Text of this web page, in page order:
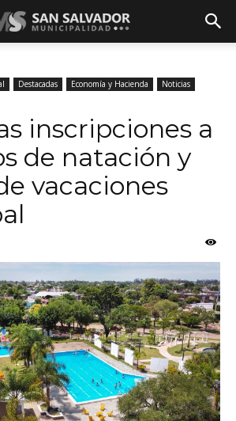
Destacadas Economía y Hacienda
Noticias
inscripciones a
de natación y
vacaciones